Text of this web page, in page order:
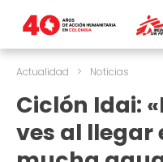
Actualidad > Noticias
Ciclón Idai:
ves al llegar